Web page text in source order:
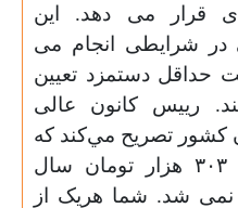
قرار می دهد. این
شرایطی انجام می
حداقل دستمزد تعیین
رييس کانون عالی
کشور تصريح مي‌کند که
: «همين حداقل دستمزد ۳۰۳ هزار تومان سال
نمی شد. شما هريک از